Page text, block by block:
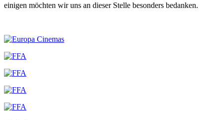
einigen möchten wir uns an dieser Stelle besonders bedanken.